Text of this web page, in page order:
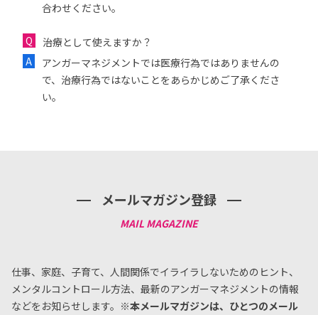
合わせください。
治療として使えますか？
アンガーマネジメントでは医療行為ではありませんの
で、治療行為ではないことをあらかじめご了承くださ
い。
メールマガジン登録
仕事、家庭、子育て、人間関係でイライラしないためのヒント、
メンタルコントロール方法、 最新のアンガーマネジメントの情報
などをお知らせします。 ※本メールマガジンは、ひとつのメール